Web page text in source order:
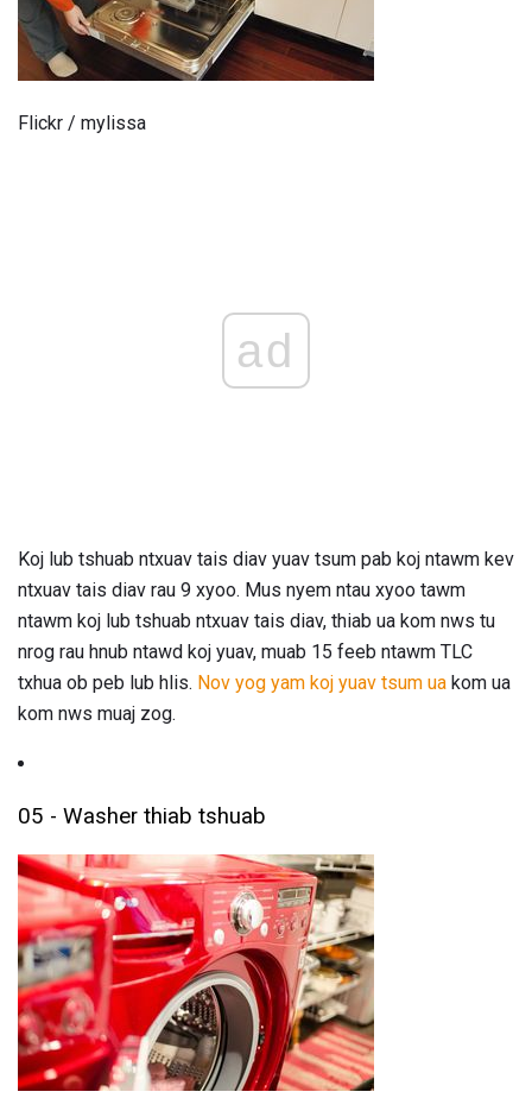
Flickr / mylissa
ad
Koj lub tshuab ntxuav tais diav yuav tsum pab koj ntawm kev
ntxuav tais diav rau 9 xyoo. Mus nyem ntau xyoo tawm
ntawm koj lub tshuab ntxuav tais diav, thiab ua kom nws tu
nrog rau hnub ntawd koj yuav, muab 15 feeb ntawm TLC
txhua ob peb lub hlis. Nov yog yam koj yuav tsum ua kom ua
kom nws muaj zog.
05 - Washer thiab tshuab